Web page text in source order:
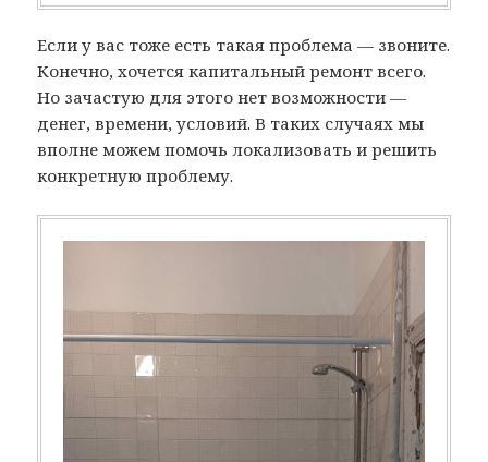
Если у вас тоже есть такая проблема — звоните.
Конечно, хочется капитальный ремонт всего.
Но зачастую для этого нет возможности —
денег, времени, условий. В таких случаях мы
вполне можем помочь локализовать и решить
конкретную проблему.